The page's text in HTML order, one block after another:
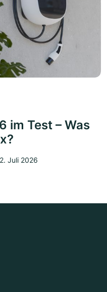
im Test – Was
Juli 2026